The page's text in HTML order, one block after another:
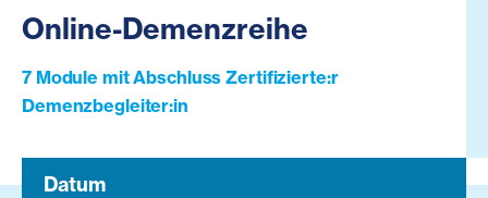
Online-Demenzreihe
7 Module mit Abschluss Zertifizierte:r
Demenzbegleiter:in
Datum